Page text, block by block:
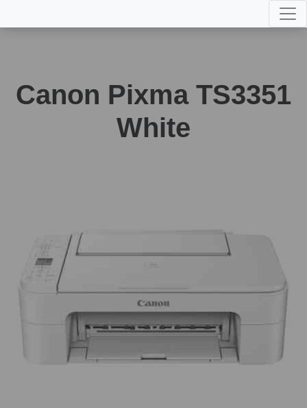
Canon Pixma TS3351
White